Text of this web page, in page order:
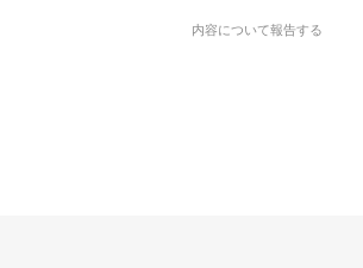
内容について報告する